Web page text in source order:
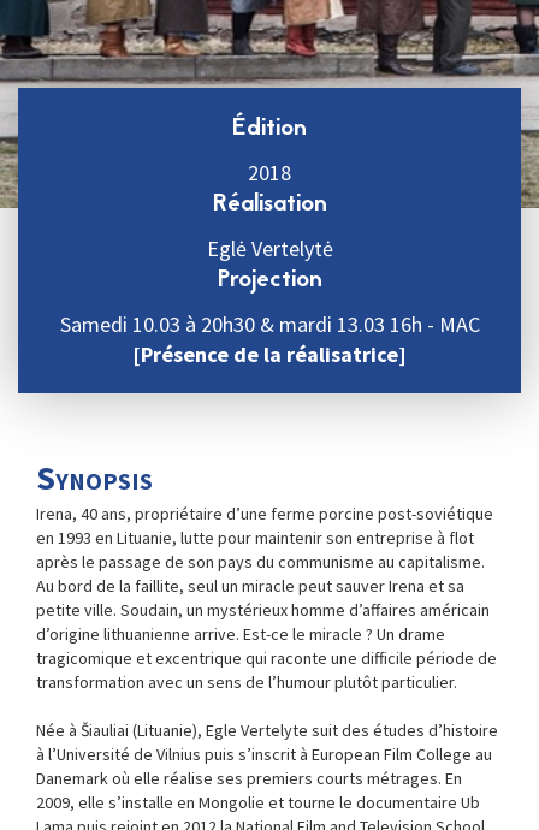
Édition
2018
Réalisation
Eglė Vertelytė
Projection
Samedi 10.03 à 20h30 & mardi 13.03 16h - MAC
[Présence de la réalisatrice]
Synopsis
Irena, 40 ans, propriétaire d’une ferme porcine post-soviétique
en 1993 en Lituanie, lutte pour maintenir son entreprise à flot
après le passage de son pays du communisme au capitalisme.
Au bord de la faillite, seul un miracle peut sauver Irena et sa
petite ville. Soudain, un mystérieux homme d’affaires américain
d’origine lithuanienne arrive. Est-ce le miracle ? Un drame
tragicomique et excentrique qui raconte une difficile période de
transformation avec un sens de l’humour plutôt particulier.
Née à Šiauliai (Lituanie), Egle Vertelyte suit des études d’histoire
à l’Université de Vilnius puis s’inscrit à European Film College au
Danemark où elle réalise ses premiers courts métrages. En
2009, elle s’installe en Mongolie et tourne le documentaire Ub